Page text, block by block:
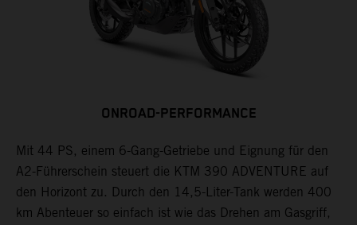
ONROAD-PERFORMANCE
Mit 44 PS, einem 6-Gang-Getriebe und Eignung für den
A2-Führerschein steuert die KTM 390 ADVENTURE auf
den Horizont zu. Durch den 14,5-Liter-Tank werden 400
km Abenteuer so einfach ist wie das Drehen am Gasgriff,